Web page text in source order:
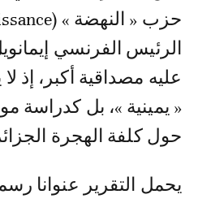
الرئيس الفرنسي
عليه مصداقية أكبر، إذ
« يمينية »، بل كدراسة
حول كلفة الهجرة
يحمل التقرير عنوانا